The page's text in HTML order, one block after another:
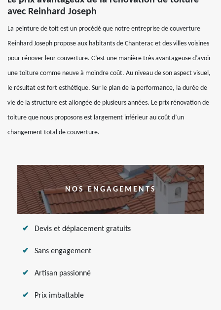
avec Reinhard Joseph
La peinture de toit est un procédé que notre entreprise de couverture
Reinhard Joseph propose aux habitants de Chanterac et des villes voisines
pour rénover leur couverture. C’est une manière très avantageuse d’avoir
une toiture comme neuve à moindre coût. Au niveau de son aspect visuel,
le résultat est fort esthétique. Sur le plan de la performance, la durée de
vie de la structure est allongée de plusieurs années. Le prix rénovation de
toiture que nous proposons est largement inférieur au coût d’un
changement total de couverture.
NOS ENGAGEMENTS
Devis et déplacement gratuits
Sans engagement
Artisan passionné
Prix imbattable